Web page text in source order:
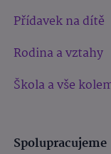
Přídavek na dítě
Rodina a vztahy
Škola a vše
Spolupracujeme